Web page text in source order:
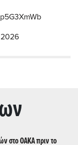
στο ΟΑΚΑ πριν το